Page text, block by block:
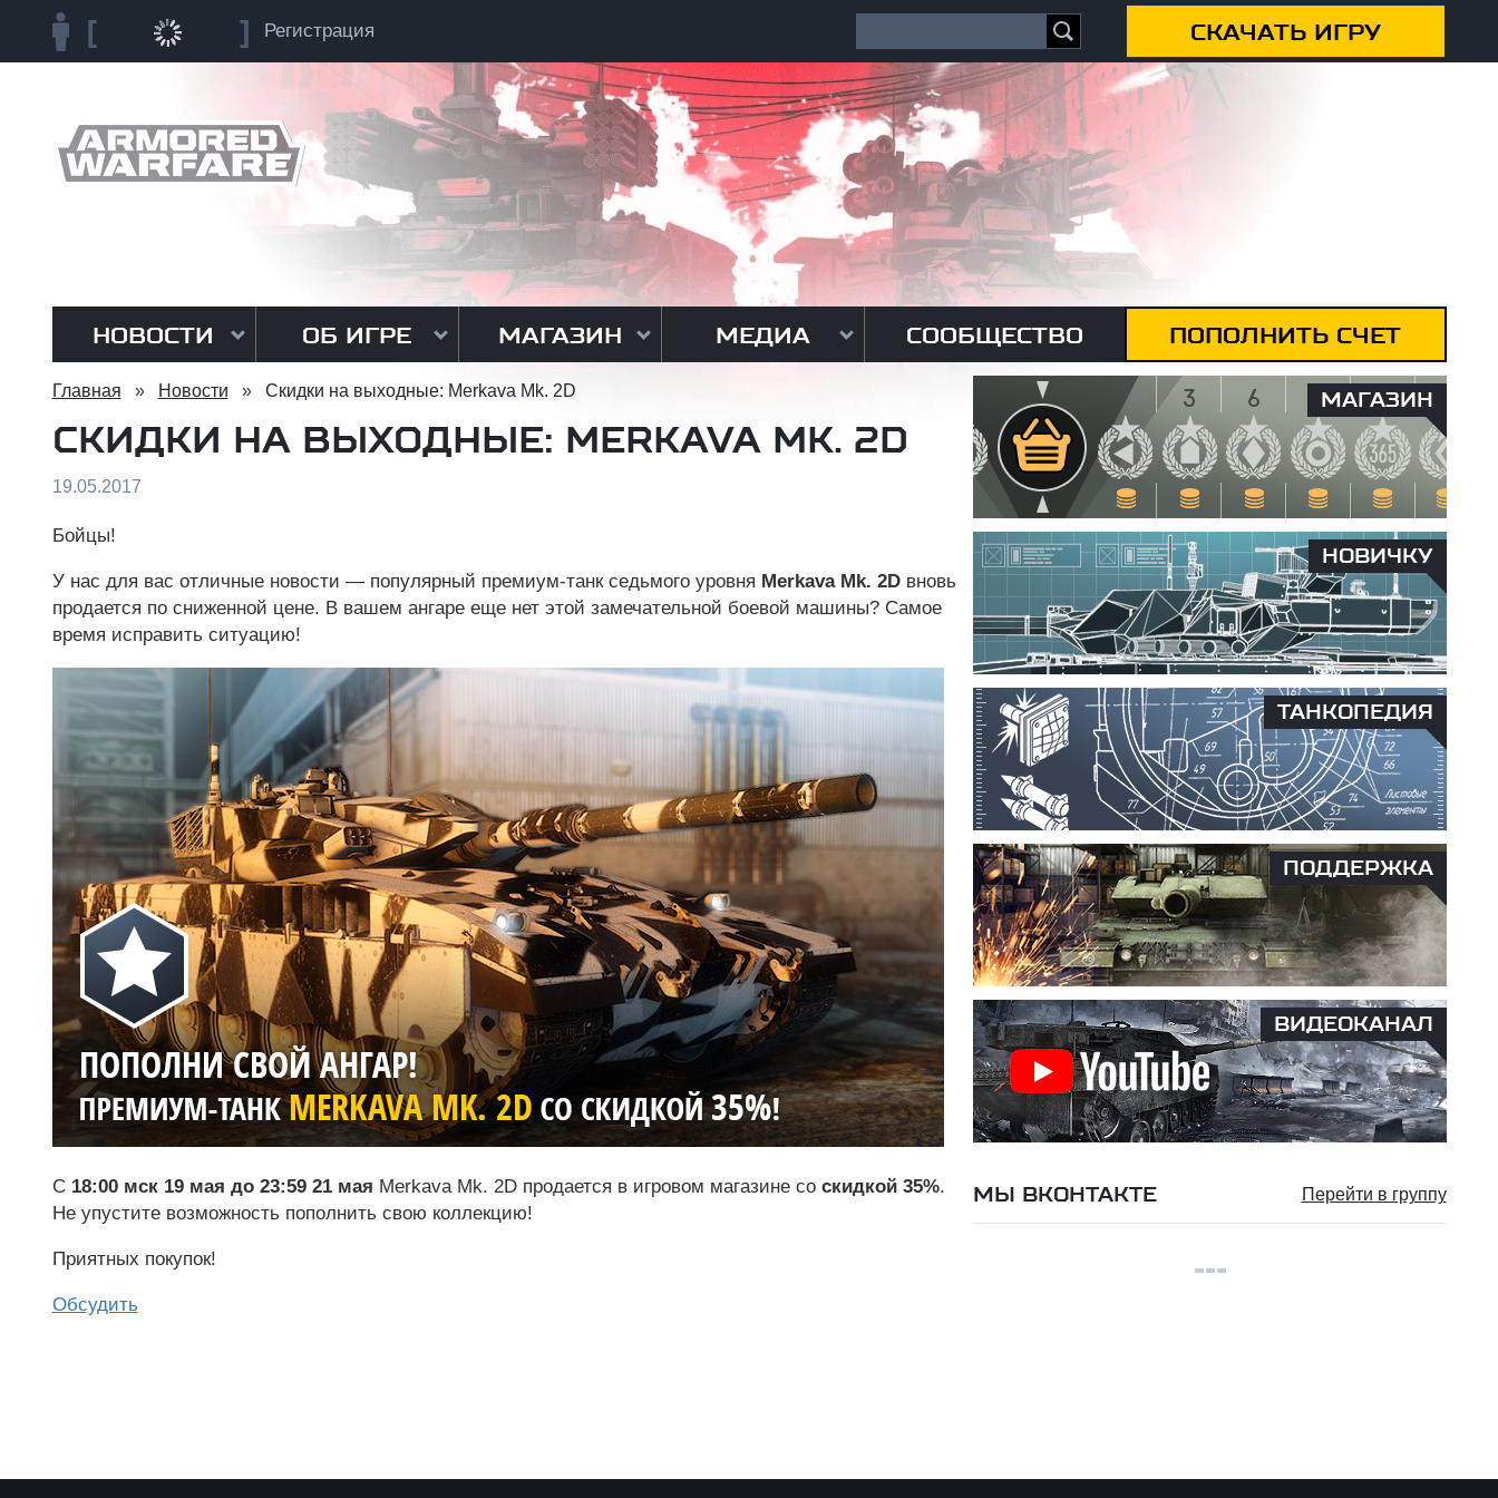
Регистрация СКАЧАТЬ ИГРУ
НОВОСТИ ОБ ИГРЕ МАГАЗИН МЕДИА СООБЩЕСТВО ПОПОЛНИТЬ СЧЕТ
Главная » Новости » Скидки на выходные: Merkava Mk. 2D
СКИДКИ НА ВЫХОДНЫЕ: MERKAVA MK. 2D
19.05.2017
Бойцы!
У нас для вас отличные новости — популярный премиум-танк седьмого уровня Merkava Mk. 2Dвновь
продается по сниженной цене. В вашем ангаре еще нет этой замечательной боевой машины? Самое
время исправить ситуацию!
С 18:00 мск 19 мая до 23:59 21 мая Merkava Mk. 2D продается в игровом магазине со скидкой 35%.
Не упустите возможность пополнить свою коллекцию!
Приятных покупок!
Обсудить
МАГАЗИН
НОВИЧКУ
ТАНКОПЕДИЯ
ПОДДЕРЖКА
ВИДЕОКАНАЛ
МЫ ВКОНТАКТЕ Перейти в группу